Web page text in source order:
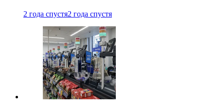
2 года спустя2 года спустя